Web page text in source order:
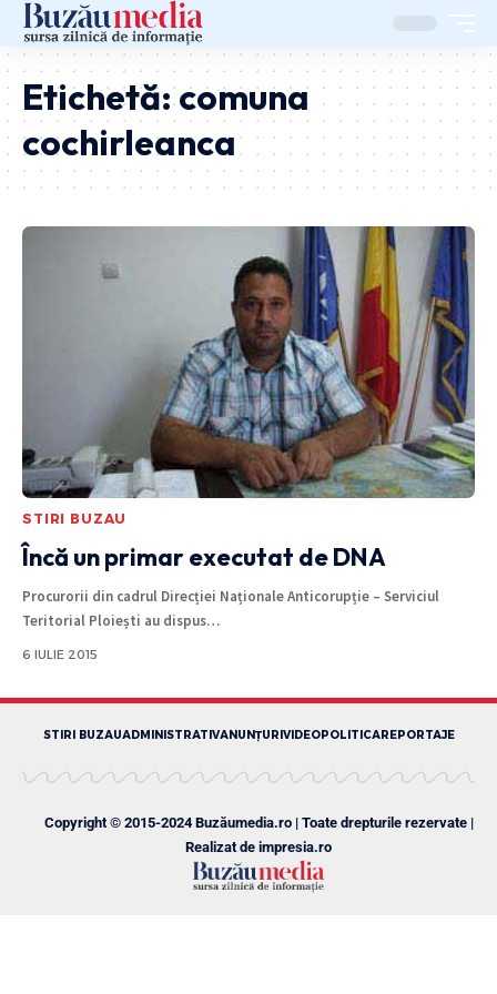
Etichetă:comuna
cochirleanca
STIRI BUZAU
Încă un primar executat de DNA
Procurorii din cadrul Direcției Naționale Anticorupție – Serviciul
Teritorial Ploiești au dispus…
6 IULIE 2015
STIRI BUZAUADMINISTRATIVANUNȚURIVIDEOPOLITICAREPORTAJE
Copyright © 2015-2024 Buzăumedia.ro | Toate drepturile rezervate |
Realizat de impresia.ro